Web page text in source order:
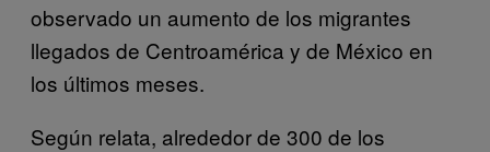
observado un aumento de los migrantes
llegados de Centroamérica y de México en
los últimos meses.
Según relata, alrededor de 300 de los